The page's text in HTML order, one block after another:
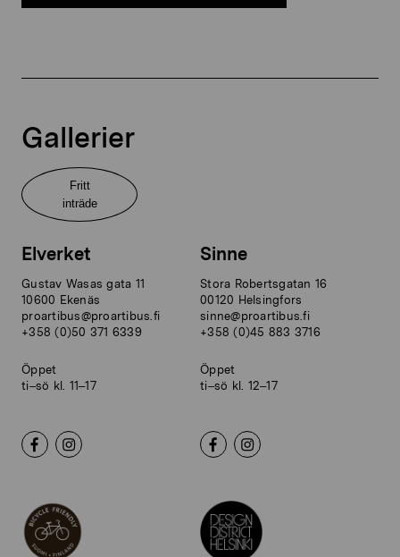
Gallerier
Fritt
inträde
Elverket
Gustav Wasas gata 11
10600 Ekenäs
proartibus@proartibus.fi
+358 (0)50 371 6339
Öppet
ti–sö kl. 11–17
Sinne
Stora Robertsgatan 16
00120 Helsingfors
sinne@proartibus.fi
+358 (0)45 883 3716
Öppet
ti–sö kl. 12–17